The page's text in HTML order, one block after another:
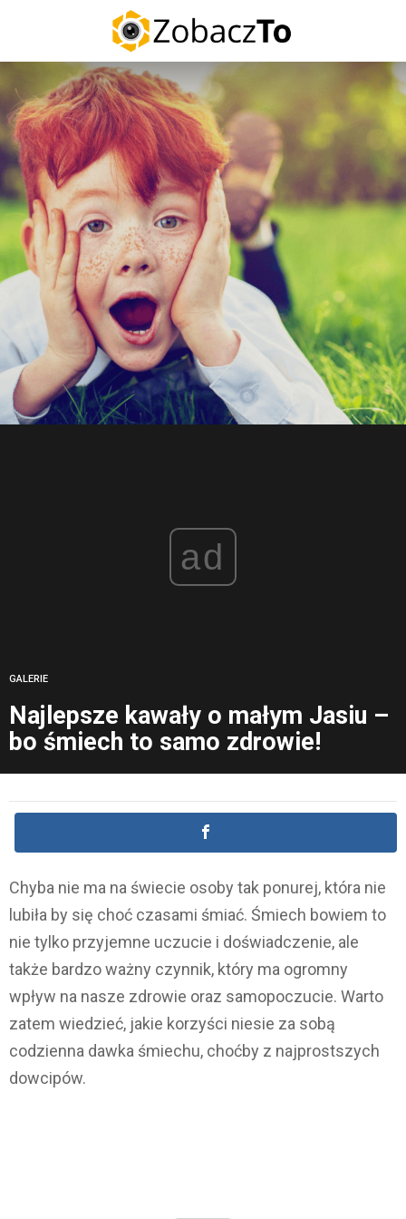
ad
GALERIE
Najlepsze kawały o małym Jasiu –
bo śmiech to samo zdrowie!
Chyba nie ma na świecie osoby tak ponurej, która nie
lubiła by się choć czasami śmiać. Śmiech bowiem to
nie tylko przyjemne uczucie i doświadczenie, ale
także bardzo ważny czynnik, który ma ogromny
wpływ na nasze zdrowie oraz samopoczucie. Warto
zatem wiedzieć, jakie korzyści niesie za sobą
codzienna dawka śmiechu, choćby z najprostszych
dowcipów.